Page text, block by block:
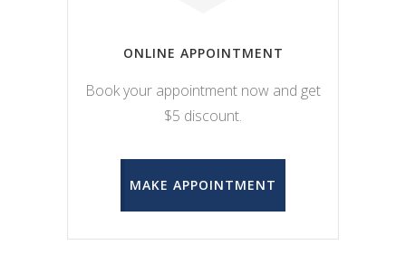
ONLINE APPOINTMENT
Book your appointment now and get
$5 discount.
MAKE APPOINTMENT